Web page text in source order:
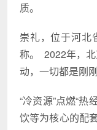
质。
崇礼，位于河北
称。 2022年，
动，一切都是刚
“冷资源”点燃“
饮等为核心的配